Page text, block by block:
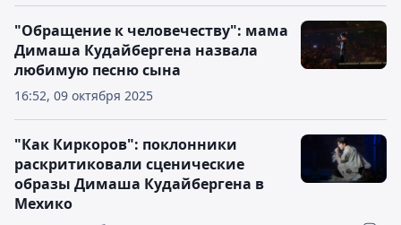
16:52, 09 октября 2025
"Обращение к человечеству": мама
Димаша Кудайбергена назвала
любимую песню сына
"Как Киркоров": поклонники
раскритиковали сценические
образы Димаша Кудайбергена в
Мехико